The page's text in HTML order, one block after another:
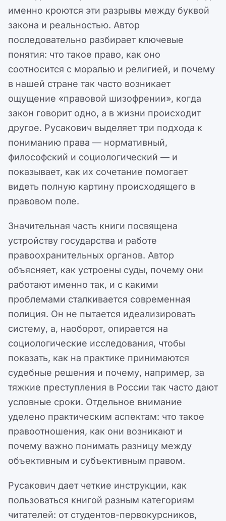
именно кроются эти разрывы между буквой
закона и реальностью. Автор
последовательно разбирает ключевые
понятия: что такое право, как оно
соотносится с моралью и религией, и почему
в нашей стране так часто возникает
ощущение «правовой шизофрении», когда
закон говорит одно, а в жизни происходит
другое. Русакович выделяет три подхода к
пониманию права — нормативный,
философский и социологический — и
показывает, как их сочетание помогает
видеть полную картину происходящего в
правовом поле.
Значительная часть книги посвящена
устройству государства и работе
правоохранительных органов. Автор
объясняет, как устроены суды, почему они
работают именно так, и с какими
проблемами сталкивается современная
полиция. Он не пытается идеализировать
систему, а, наоборот, опирается на
социологические исследования, чтобы
показать, как на практике принимаются
судебные решения и почему, например, за
тяжкие преступления в России так часто дают
условные сроки. Отдельное внимание
уделено практическим аспектам: что такое
правоотношения, как они возникают и
почему важно понимать разницу между
объективным и субъективным правом.
Русакович дает четкие инструкции, как
пользоваться книгой разным категориям
читателей: от студентов-первокурсников,